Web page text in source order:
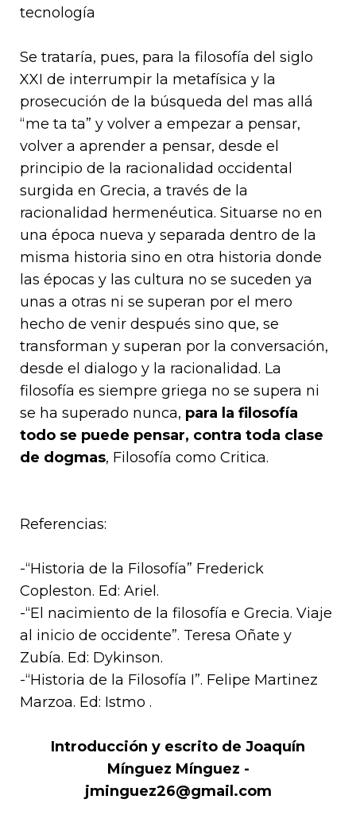
tecnología
Se trataría, pues, para la filosofía del siglo
XXI de interrumpir la metafísica y la
prosecución de la búsqueda del mas allá
“me ta ta” y volver a empezar a pensar,
volver a aprender a pensar, desde el
principio de la racionalidad occidental
surgida en Grecia, a través de la
racionalidad hermenéutica. Situarse no en
una época nueva y separada dentro de la
misma historia sino en otra historia donde
las épocas y las cultura no se suceden ya
unas a otras ni se superan por el mero
hecho de venir después sino que, se
transforman y superan por la conversación,
desde el dialogo y la racionalidad. La
filosofía es siempre griega no se supera ni
se ha superado nunca, para la filosofía
todo se puede pensar, contra toda clase
de dogmas, Filosofía como Critica.
Referencias:
-“Historia de la Filosofía” Frederick
Copleston. Ed: Ariel.
-“El nacimiento de la filosofía e Grecia. Viaje
al inicio de occidente”. Teresa Oñate y
Zubía. Ed: Dykinson.
-“Historia de la Filosofía I”. Felipe Martinez
Marzoa. Ed: Istmo .
Introducción y escrito de Joaquín
Mínguez Mínguez -
jminguez26@gmail.com